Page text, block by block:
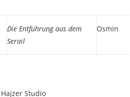
Die Entführung aus dem
Serail
Osmin
Studio